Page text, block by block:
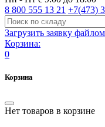
8 800 555 13 21 +7(473)
Загрузить заявку файлом
Корзина:
0
Корзина
Нет товаров в корзине